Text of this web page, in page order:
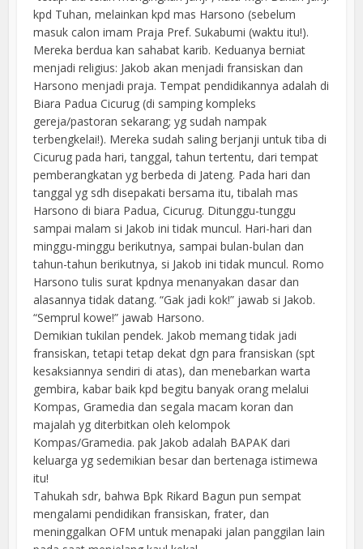
kpd Tuhan, melainkan kpd mas Harsono (sebelum
masuk calon imam Praja Pref. Sukabumi (waktu itu!).
Mereka berdua kan sahabat karib. Keduanya berniat
menjadi religius: Jakob akan menjadi fransiskan dan
Harsono menjadi praja. Tempat pendidikannya adalah di
Biara Padua Cicurug (di samping kompleks
gereja/pastoran sekarang; yg sudah nampak
terbengkelai!). Mereka sudah saling berjanji untuk tiba di
Cicurug pada hari, tanggal, tahun tertentu, dari tempat
pemberangkatan yg berbeda di Jateng. Pada hari dan
tanggal yg sdh disepakati bersama itu, tibalah mas
Harsono di biara Padua, Cicurug. Ditunggu-tunggu
sampai malam si Jakob ini tidak muncul. Hari-hari dan
minggu-minggu berikutnya, sampai bulan-bulan dan
tahun-tahun berikutnya, si Jakob ini tidak muncul. Romo
Harsono tulis surat kpdnya menanyakan dasar dan
alasannya tidak datang. “Gak jadi kok!” jawab si Jakob.
“Semprul kowe!” jawab Harsono.
Demikian tukilan pendek. Jakob memang tidak jadi
fransiskan, tetapi tetap dekat dgn para fransiskan (spt
kesaksiannya sendiri di atas), dan menebarkan warta
gembira, kabar baik kpd begitu banyak orang melalui
Kompas, Gramedia dan segala macam koran dan
majalah yg diterbitkan oleh kelompok
Kompas/Gramedia. pak Jakob adalah BAPAK dari
keluarga yg sedemikian besar dan bertenaga istimewa
itu!
Tahukah sdr, bahwa Bpk Rikard Bagun pun sempat
mengalami pendidikan fransiskan, frater, dan
meninggalkan OFM untuk menapaki jalan panggilan lain